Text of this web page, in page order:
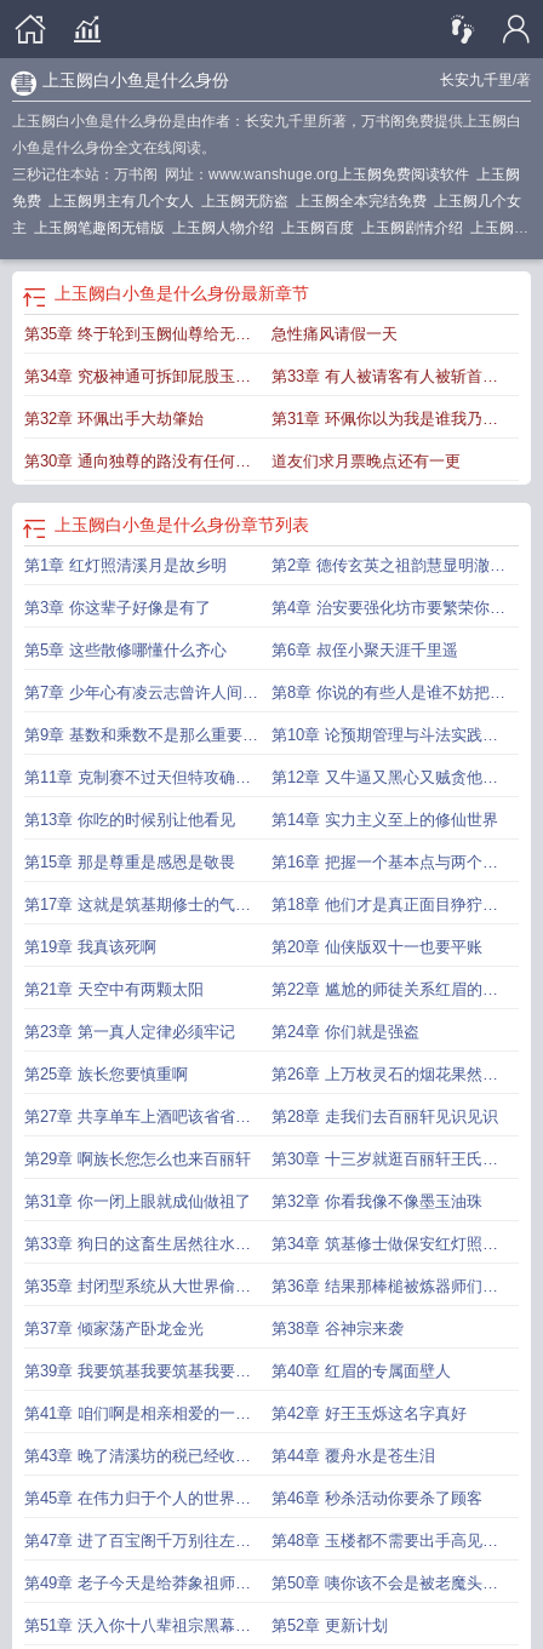
长安九千里/著
上玉阙白小鱼是什么身份
上玉阙白小鱼是什么身份是由作者：长安九千里所著，万书阁免费提供上玉阙白
小鱼是什么身份全文在线阅读。
三秒记住本站：万书阁 网址：www.wanshuge.org上玉阙免费阅读软件 上玉阙
免费 上玉阙男主有几个女人 上玉阙无防盗 上玉阙全本完结免费 上玉阙几个女
主 上玉阙笔趣阁无错版 上玉阙人物介绍 上玉阙百度 上玉阙剧情介绍 上玉阙全
人物结局
上玉阙讲的什么故事 上玉阙无防盗无错笔趣阁
版 上玉阙免费阅读
书上玉阙有女主吗上玉阙林樱最后去哪了上玉阙 起点上玉阙主角境界划
玉阙被禁原因上玉阙全文免费阅读TXT 上玉阙贴吧 上玉阙女主上玉阙白小鱼
是什么身份上玉阙无弹窗免费阅读 上玉阙笔趣阁上玉阙TXT上玉阙百度百科
科上玉阙修炼等级上玉阙全文免费阅读上玉阙在线阅读上玉阙王显周
吗上玉阙精校无错版上玉阙最新章节上玉阙多少字
解上玉阙无错免费上玉阙全文免费阅读正版上玉阙精校上玉阙王玉楼百度百
科上玉阙笔趣阁全文阅读上玉阙无弹窗笔趣阁上玉阙免费阅读无弹窗上玉阙
百度上玉阙女主角有几个上玉阙大结局上玉阙怎么样上玉阙最新章节 全
绍上玉阙阅读上玉阙链接提取码 上玉阙王玉楼上玉阙百度全本上玉阙起点中
文网
上玉阙王玉楼人物介绍 上玉阙顶点 上玉阙笔趣阁免费阅读 上玉阙无错
窗上玉阙百科百度上玉阙全文免费阅读最新章节
上玉阙白小鱼是什么身份最新章节
第35章 终于轮到玉阙仙尊给无极
道主上课了1 08W求月票
急性痛风请假一天
第34章 究极神通可拆卸屁股玉阙
仙尊初踏金仙路1 03W求月票
第33章 有人被请客有人被斩首有
人被收下当狗1 04W求月票
第32章 环佩出手大劫肇始 第31章 环佩你以为我是谁我乃大
天地最速金丹的传奇
第30章 通向独尊的路没有任何可
以开脱的第二更
道友们求月票晚点还有一更
上玉阙白小鱼是什么身份章节列表
第1章 红灯照清溪月是故乡明 第2章 德传玄英之祖韵慧显明澈之
佳材
第3章 你这辈子好像是有了 第4章 治安要强化坊市要繁荣你滴
明白
第5章 这些散修哪懂什么齐心 第6章 叔侄小聚天涯千里遥
第7章 少年心有凌云志曾许人间第
一流
第8章 你说的有些人是谁不妨把话
说明白
第9章 基数和乘数不是那么重要重
要的是转
第10章 论预期管理与斗法实践的
结合
第11章 克制赛不过天但特攻确实
能帮你神仙
第12章 又牛逼又黑心又贼贪他不
成功谁
第13章 你吃的时候别让他看见 第14章 实力主义至上的修仙世界
第15章 那是尊重是感恩是敬畏 第16章 把握一个基本点与两个核
心
第17章 这就是筑基期修士的气魄
吗
第18章 他们才是真正面目狰狞的
恶人
第19章 我真该死啊 第20章 仙侠版双十一也要平账
第21章 天空中有两颗太阳 第22章 尴尬的师徒关系红眉的神
秘之处
第23章 第一真人定律必须牢记 第24章 你们就是强盗
第25章 族长您要慎重啊 第26章 上万枚灵石的烟花果然漂
亮
第27章 共享单车上酒吧该省省该
花花
第28章 走我们去百丽轩见识见识
第29章 啊族长您怎么也来百丽轩 第30章 十三岁就逛百丽轩王氏后
继有人
第31章 你一闭上眼就成仙做祖了 第32章 你看我像不像墨玉油珠
第33章 狗日的这畜生居然往水里
兑水
第34章 筑基修士做保安红灯照的
恩情还不完
第35章 封闭型系统从大世界偷走
了太多质量
第36章 结果那棒槌被炼器师们当
笑话传了几千
第37章 倾家荡产卧龙金光 第38章 谷神宗来袭
第39章 我要筑基我要筑基我要筑
基
第40章 红眉的专属面壁人
第41章 咱们啊是相亲相爱的一家
人
第42章 好王玉烁这名字真好
第43章 晚了清溪坊的税已经收到
十几年后了
第44章 覆舟水是苍生泪
第45章 在伟力归于个人的世界中
方法论 认
第46章 秒杀活动你要杀了顾客
第47章 进了百宝阁千万别往左边
看
第48章 玉楼都不需要出手高见就
低下了嚣张
第49章 老子今天是给莽象祖师面
子
第50章 咦你该不会是被老魔头夺
舍了吧
第51章 沃入你十八辈祖宗黑幕肯 第52章 更新计划